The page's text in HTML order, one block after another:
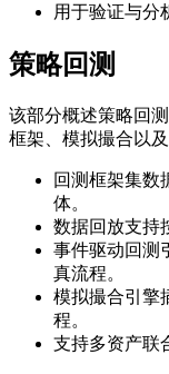
用于验证与分
策略回测
该部分概述策略回
框架、模拟撮合以
回测框架集数
体。
数据回放支持
事件驱动回测
真流程。
模拟撮合引擎
程。
支持多资产联